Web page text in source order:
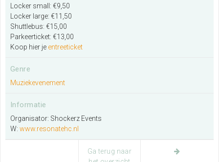
Locker small: €9,50
Locker large: €11,50
Shuttlebus: €15,00
Parkeerticket: €13,00
Koop hier je entreeticket
Genre
Muziekevenement
Informatie
Organisator: Shockerz Events
W: www.resonatehc.nl
Ga terug naar